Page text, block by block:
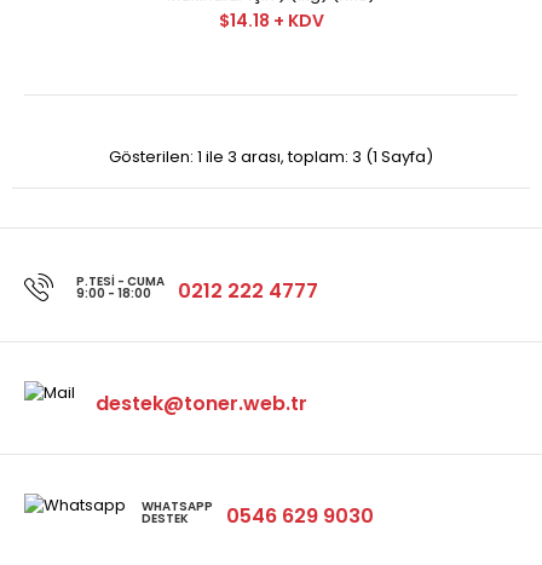
İçin)
$14.85 + KDV
Ricoh X115 Muadil Toner Dolum Tozu (35-60 Kopya
$14.18 + KDV
Gösterilen: 1 ile 3 arası, toplam: 3 (1 Sayfa)
P.TESİ - CUMA
9:00 - 18:00 0212 222 4777
destek@toner.web.tr
WHATSAPP
DESTEK 0546 629 9030